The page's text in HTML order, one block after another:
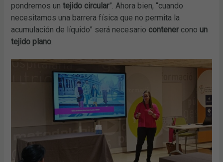
pondremos untejido circular”. Ahora bien, “cuando
necesitamos una barrera física que no permita la
acumulación de líquido” será necesario contenercono un
tejido plano.